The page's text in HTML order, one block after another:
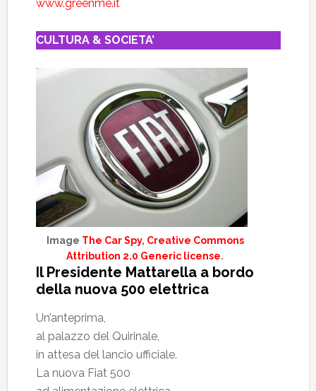
www.greenme.it
CULTURA & SOCIETA’
Image The Car Spy, Creative Commons
Attribution 2.0 Generic license.
Il Presidente Mattarella a bordo
della nuova 500 elettrica
Un’anteprima,
al palazzo del Quirinale,
in attesa del lancio ufficiale.
La nuova Fiat 500